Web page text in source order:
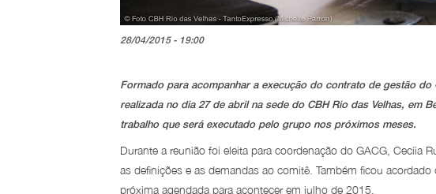
28/04/2015 - 19:00
Formado para acompanhar a execução do contrato de gestão
realizada no dia 27 de abril na sede do CBH Rio das Velhas, em
trabalho que será executado pelo grupo nos próximos meses.
Durante a reunião foi eleita para coordenação do GACG, Cecíia
as definições e as demandas ao comitê. Também ficou
próxima agendada para acontecer em julho de 2015.